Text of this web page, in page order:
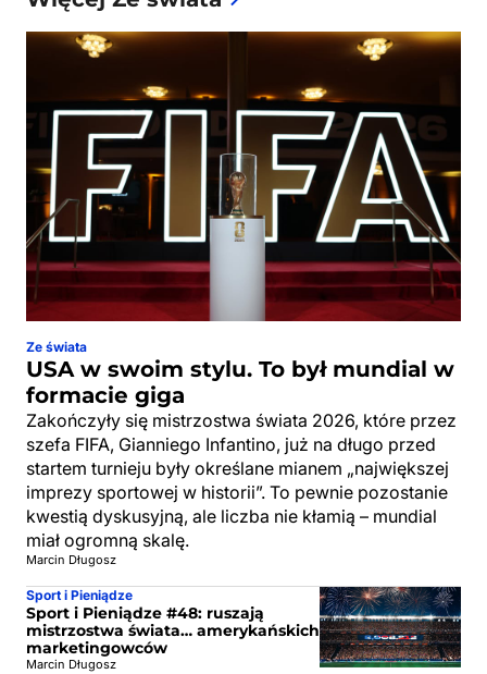
Ze świata
USA w swoim stylu. To był mundial w
formacie giga
Zakończyły się mistrzostwa świata 2026, które przez
szefa FIFA, Gianniego Infantino, już na długo przed
startem turnieju były określane mianem „największej
imprezy sportowej w historii”. To pewnie pozostanie
kwestią dyskusyjną, ale liczba nie kłamią – mundial
miał ogromną skalę.
Marcin Długosz
Sport i Pieniądze
Sport i Pieniądze #48: ruszają
mistrzostwa świata… amerykańskich
marketingowców
Marcin Długosz